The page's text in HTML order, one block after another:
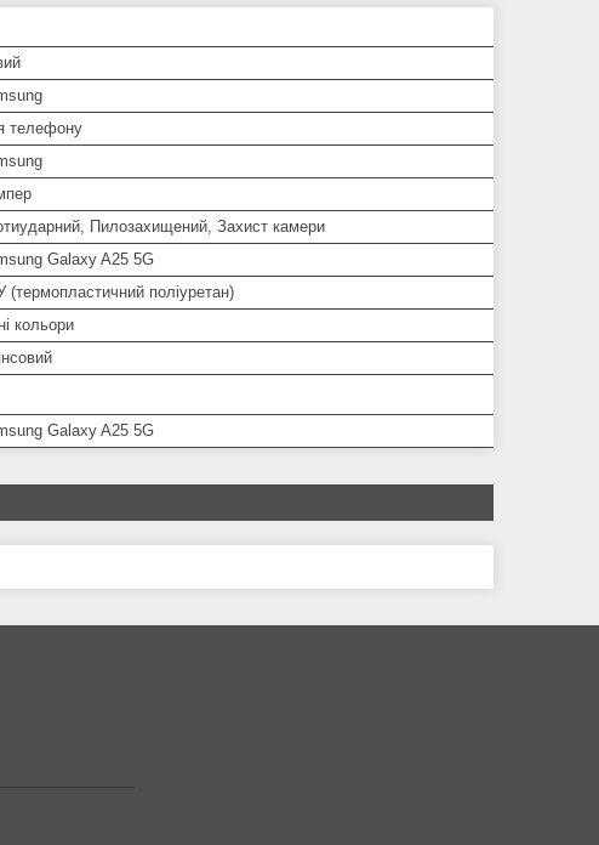
телефону
Пилозахищений, Захист камери
Galaxy A25 5G
(термопластичний поліуретан)
кольори
Galaxy A25 5G